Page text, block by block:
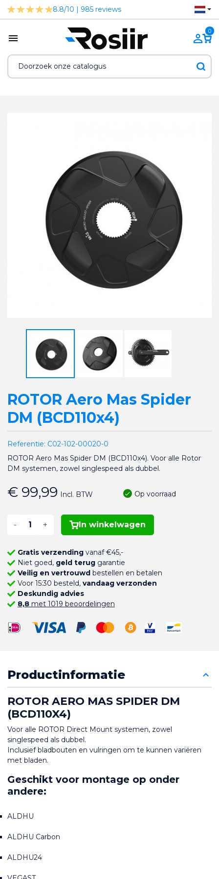
8.8/10 | 985 reviews
0
ROTOR Aero Mas Spider
DM (BCD110x4)
Referentie: C02-102-00020-0
ROTOR Aero Mas Spider DM (BCD110x4). Voor alle Rotor
DM systemen, zowel singlespeed als dubbel.
€ 99,99 Incl. BTW Op voorraad
- + In winkelwagen
Gratis verzendingvanaf €45,-
Niet goed, geld teruggarantie
Veilig en vertrouwdbestellen en betalen
Voor 15:30 besteld, vandaag verzonden
Deskundig advies
8,8met 1019 beoordelingen
Productinformatie
ROTOR AERO MAS SPIDER DM
(BCD110X4)
Voor alle ROTOR Direct Mount systemen, zowel
singlespeed als dubbel.
Inclusief bladbouten en vulringen om te kunnen variëren
met bladen.
Geschikt voor montage op onder
andere:
ALDHU
ALDHU Carbon
ALDHU24